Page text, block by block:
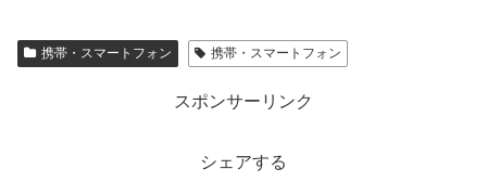
携帯・スマートフォン 携帯・スマートフォン
スポンサーリンク
シェアする